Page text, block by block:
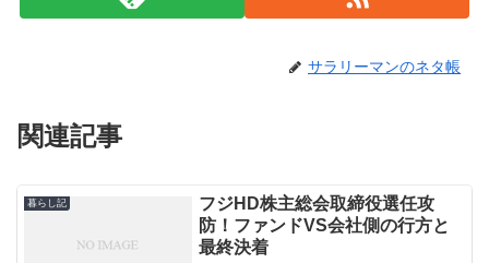
サラリーマンのネタ帳
関連記事
暮らし記
フジHD株主総会取締役選任攻
防！ファンドVS会社側の行方と
最終決着